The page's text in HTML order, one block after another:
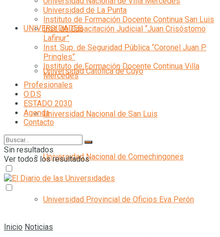
UNIVERSIDADES
Universidad Católica de Cuyo
Universidad Nacional de San Luis
Universidad Nacional de Comechingones
Universidad Provincial de Oficios Eva Perón
Universidad de La Punta
Instituto de Formación Docente Continua San Luis
Inst. de Capacitación Judicial “Juan Crisóstomo
Lafinur”
Inst. Sup. de Seguridad Pública “Coronel Juan P.
Pringles”
Instituto de Formación Docente Continua Villa
Mercedes
Profesionales
O.D.S
ESTADO 2030
Agenda
Contacto
Sin resultados
Ver todos los resultados
Inicio Noticias